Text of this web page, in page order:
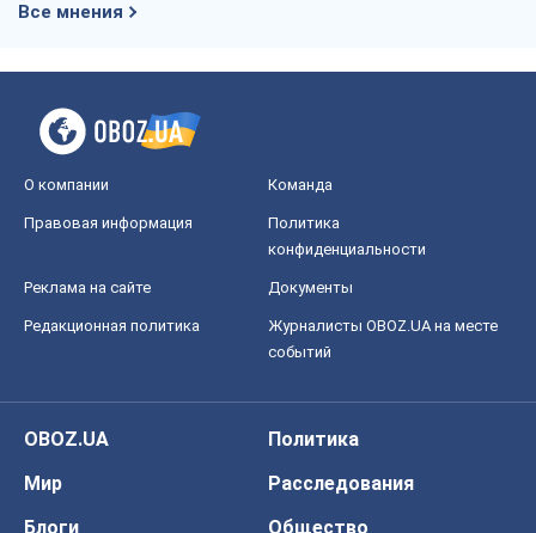
Все мнения
О компании Команда
Правовая информация
Политика
конфиденциальности
Реклама на сайте Документы
Редакционная политика
Журналисты OBOZ.UA на месте
событий
OBOZ.UA
Политика
Мир
Расследования
Блоги
Общество